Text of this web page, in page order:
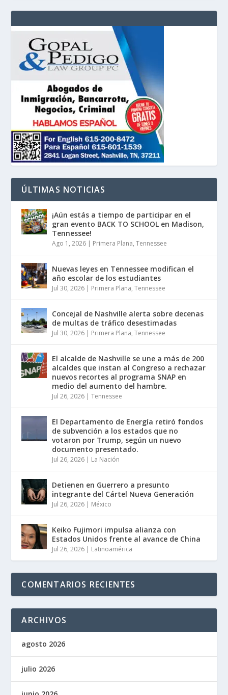
ÚLTIMAS NOTICIAS
¡Aún estás a tiempo de participar en el
gran evento BACK TO SCHOOL en Madison,
Tennessee!
Ago 1, 2026 | Primera Plana,Tennessee
Nuevas leyes en Tennessee modifican el
año escolar de los estudiantes
Jul 30, 2026 | Primera Plana,Tennessee
Concejal de Nashville alerta sobre decenas
de multas de tráfico desestimadas
Jul 30, 2026 | Primera Plana,Tennessee
El alcalde de Nashville se une a más de 200
alcaldes que instan al Congreso a rechazar
nuevos recortes al programa SNAP en
medio del aumento del hambre.
Jul 26, 2026 |Tennessee
El Departamento de Energía retiró fondos
de subvención a los estados que no
votaron por Trump, según un nuevo
documento presentado.
Jul 26, 2026 | La Nación
Detienen en Guerrero a presunto
integrante del Cártel Nueva Generación
Jul 26, 2026 | México
Keiko Fujimori impulsa alianza con
Estados Unidos frente al avance de China
Jul 26, 2026 | Latinoamérica
COMENTARIOS RECIENTES
ARCHIVOS
agosto 2026
julio 2026